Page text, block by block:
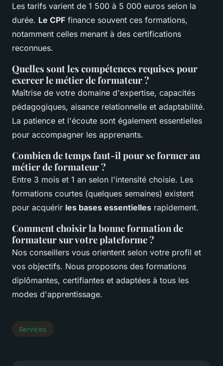
Les tarifs varient de 1 500 à 5 000 euros selon la
durée. Le CPF finance souvent ces formations,
notamment celles menant à des certifications
reconnues.
Quelles sont les compétences requises pour
exercer le métier de formateur ?
Maîtrise de votre domaine d'expertise, capacités
pédagogiques, aisance relationnelle et adaptabilité.
La patience et l'écoute sont également essentielles
pour accompagner les apprenants.
Combien de temps faut-il pour se former au
métier de formateur ?
Entre 3 mois et 1 an selon l'intensité choisie. Les
formations courtes (quelques semaines) existent
pour acquérir les bases essentielles rapidement.
Comment choisir la bonne formation de
formateur sur votre plateforme ?
Nos conseillers vous orientent selon votre profil et
vos objectifs. Nous proposons des formations
diplômantes, certifiantes et adaptées à tous les
modes d'apprentissage.
Services